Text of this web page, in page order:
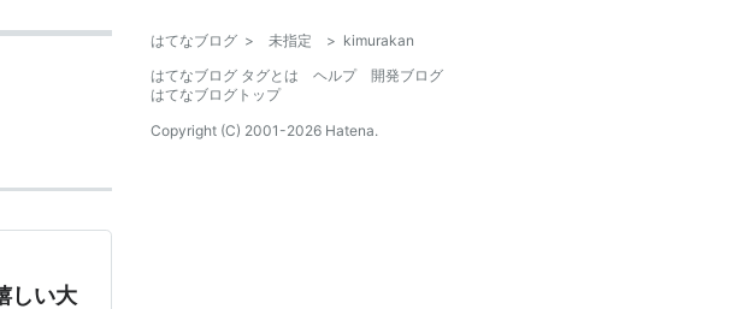
しい大
はてなブログ > 未指定 > kimurakan
はてなブログ タグとは
ヘルプ
開発ブログ
はてなブログトップ
Copyright (C) 2001-2026 Hatena.